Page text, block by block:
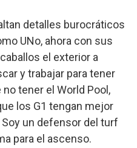
detalles burocráticos
UNo, ahora con sus
el exterior a
y trabajar para tener
tener el World Pool,
los G1 tengan mejor
un defensor del turf
para el ascenso.